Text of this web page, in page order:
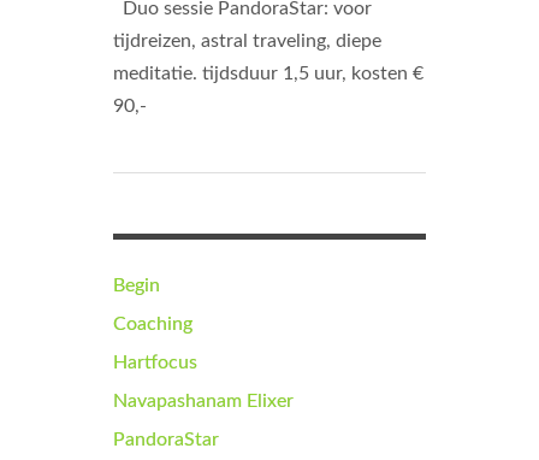
Duo sessie PandoraStar: voor
tijdreizen, astral traveling, diepe
meditatie. tijdsduur 1,5 uur, kosten €
90,-
Begin
Coaching
Hartfocus
Navapashanam Elixer
PandoraStar